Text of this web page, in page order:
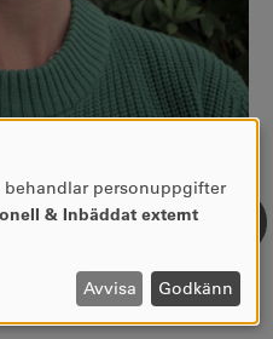
behandlar personuppgifter
& Inbäddat externt
Avvisa Godkänn